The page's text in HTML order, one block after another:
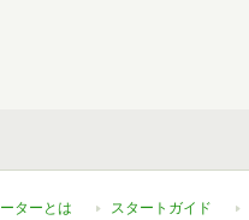
ターとは スタートガイド